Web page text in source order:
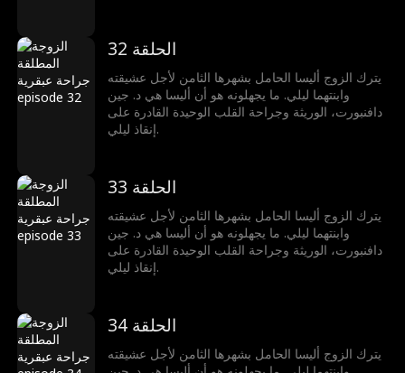
الحلقة 32
يترك الزوج أليسا الحامل بشهرها الثامن لأجل عشيقته
وابنتهما ليلي. ما يجهلونه هو أن أليسا هي د. جين
دافنبورت، الوريثة وجراحة القلب الوحيدة القادرة على
إنقاذ ليلي.
الحلقة 33
يترك الزوج أليسا الحامل بشهرها الثامن لأجل عشيقته
وابنتهما ليلي. ما يجهلونه هو أن أليسا هي د. جين
دافنبورت، الوريثة وجراحة القلب الوحيدة القادرة على
إنقاذ ليلي.
الحلقة 34
يترك الزوج أليسا الحامل بشهرها الثامن لأجل عشيقته